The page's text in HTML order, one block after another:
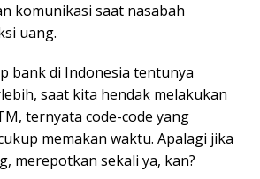
komunikasi saat nasabah
uang.
bank di Indonesia tentunya
saat kita hendak melakukan
ternyata code-code yang
memakan waktu. Apalagi jika
merepotkan sekali ya, kan?